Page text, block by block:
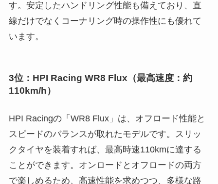
す。安定したハンドリング性能も備えており、直
線だけでなくコーナリング時の操作性にも優れて
います。
3位：HPI Racing WR8 Flux（最高速度：約
110km/h）
HPI Racingの「WR8 Flux」は、オフロード性能と
スピードのバランスが取れたモデルです。スリッ
クタイヤを装着すれば、最高時速110kmに達する
ことができます。オンロードとオフロードの両方
で楽しめるため、高速性能を求めつつ、多様な路